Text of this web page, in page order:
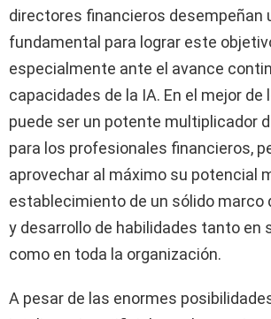
directores financieros desempeñan
fundamental para lograr este
especialmente ante el avance
capacidades de la IA. En el mejor de
puede ser un potente multiplicador
para los profesionales financieros,
aprovechar al máximo su potencial
establecimiento de un sólido marco
y desarrollo de habilidades tanto en
como en toda la organización.
A pesar de las enormes